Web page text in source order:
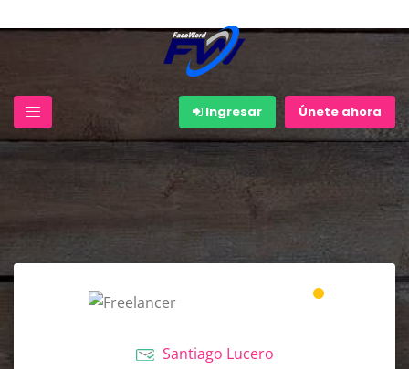
Ingresar Únete ahora
Santiago Lucero